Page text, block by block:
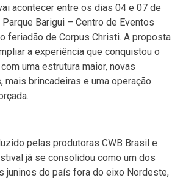
acontecer entre os dias 04 e 07 de
Barigui – Centro de Eventos
feriadão de Corpus Christi. A proposta
a experiência que conquistou o
uma estrutura maior, novas
mais brincadeiras e uma operação
pelas produtoras CWB Brasil e
já se consolidou como um dos
juninos do país fora do eixo Nordeste,